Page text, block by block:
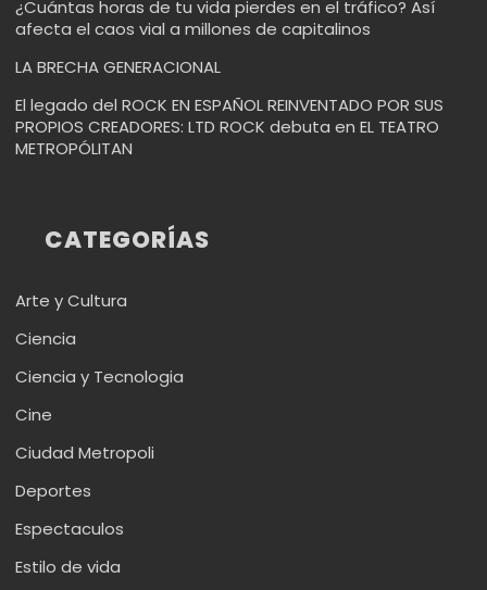
¿Cuántas horas de tu vida pierdes en el tráfico? Así
afecta el caos vial a millones de capitalinos
LA BRECHA GENERACIONAL
El legado del ROCK EN ESPAÑOL REINVENTADO POR SUS
PROPIOS CREADORES: LTD ROCK debuta en EL TEATRO
METROPÓLITAN
CATEGORÍAS
Arte y Cultura
Ciencia
Ciencia y Tecnologia
Cine
Ciudad Metropoli
Deportes
Espectaculos
Estilo de vida